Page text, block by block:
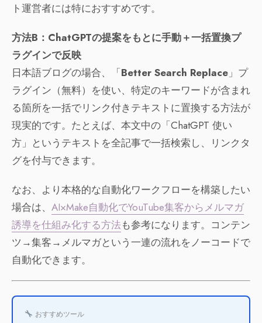
ト運営者には特におすすめです。
方法B：ChatGPTの提案をもとに手動＋一括置換プ
ラグインで反映
日本語ブログの場合、「Better Search Replace 」プ
ラグイン（無料）を使い、特定のキーワードが含まれ
る箇所を一括でリンク付きテキストに置換する方法が
現実的です。たとえば、本文中の「ChatGPT 使い
方」というテキストを全記事で一括検索し、リンクタ
グを付与できます。
なお、より本格的な自動化ワークフローを構築したい
場合は、 AI×Make自動化でYouTube集客からメルマガ
誘導を仕組み化する方法も参考になります。コンテン
ツ→集客→メルマガという一連の流れをノーコードで
自動化できます。
おすすめツール